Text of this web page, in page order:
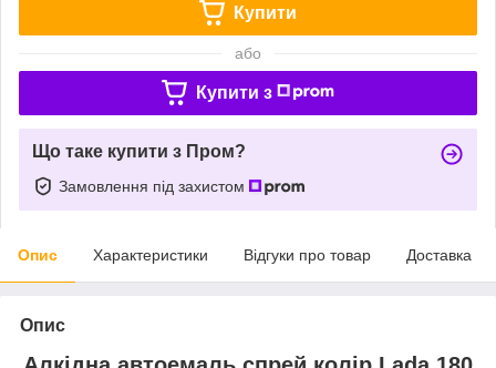
Купити
або
Купити з
Що таке купити з Пром?
Замовлення під захистом
Опис Характеристики Відгуки про товар Доставка
Опис